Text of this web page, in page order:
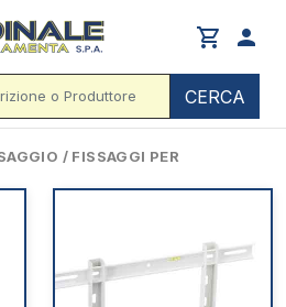
shopping_cart person
CERCA
/ FISSAGGI PER